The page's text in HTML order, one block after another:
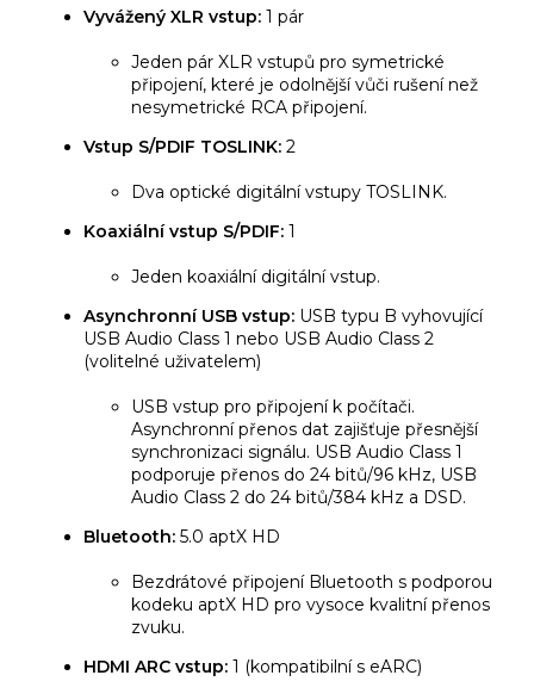
Vyvážený XLR vstup: 1 pár
Jeden pár XLR vstupů pro symetrické
připojení, které je odolnější vůči rušení než
nesymetrické RCA připojení.
Vstup S/PDIF TOSLINK: 2
Dva optické digitální vstupy TOSLINK.
Koaxiální vstup S/PDIF: 1
Jeden koaxiální digitální vstup.
Asynchronní USB vstup: USB typu B vyhovující
USB Audio Class 1 nebo USB Audio Class 2
(volitelné uživatelem)
USB vstup pro připojení k počítači.
Asynchronní přenos dat zajišťuje přesnější
synchronizaci signálu. USB Audio Class 1
podporuje přenos do 24 bitů/96 kHz, USB
Audio Class 2 do 24 bitů/384 kHz a DSD.
Bluetooth: 5.0 aptX HD
Bezdrátové připojení Bluetooth s podporou
kodeku aptX HD pro vysoce kvalitní přenos
zvuku.
HDMI ARC vstup: 1 (kompatibilní s eARC)